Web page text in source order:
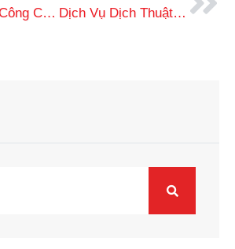
Dịch Thuật Công Chứng Mất Bao Lâu? Các Yếu Tố Ảnh Hưởng Dịch Vụ Dịch Thuật Công Chứng Nhà Nước​ Chuẩn Pháp Lý, Giá Tốt